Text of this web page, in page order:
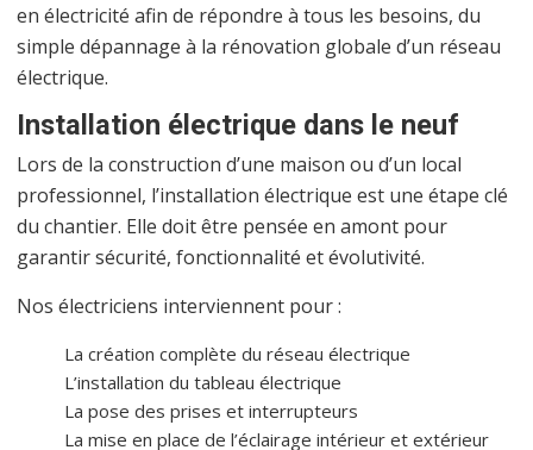
en électricité afin de répondre à tous les besoins, du
simple dépannage à la rénovation globale d’un réseau
électrique.
Installation électrique dans le neuf
Lors de la construction d’une maison ou d’un local
professionnel, l’installation électrique est une étape clé
du chantier. Elle doit être pensée en amont pour
garantir sécurité, fonctionnalité et évolutivité.
Nos électriciens interviennent pour :
La création complète du réseau électrique
L’installation du tableau électrique
La pose des prises et interrupteurs
La mise en place de l’éclairage intérieur et extérieur